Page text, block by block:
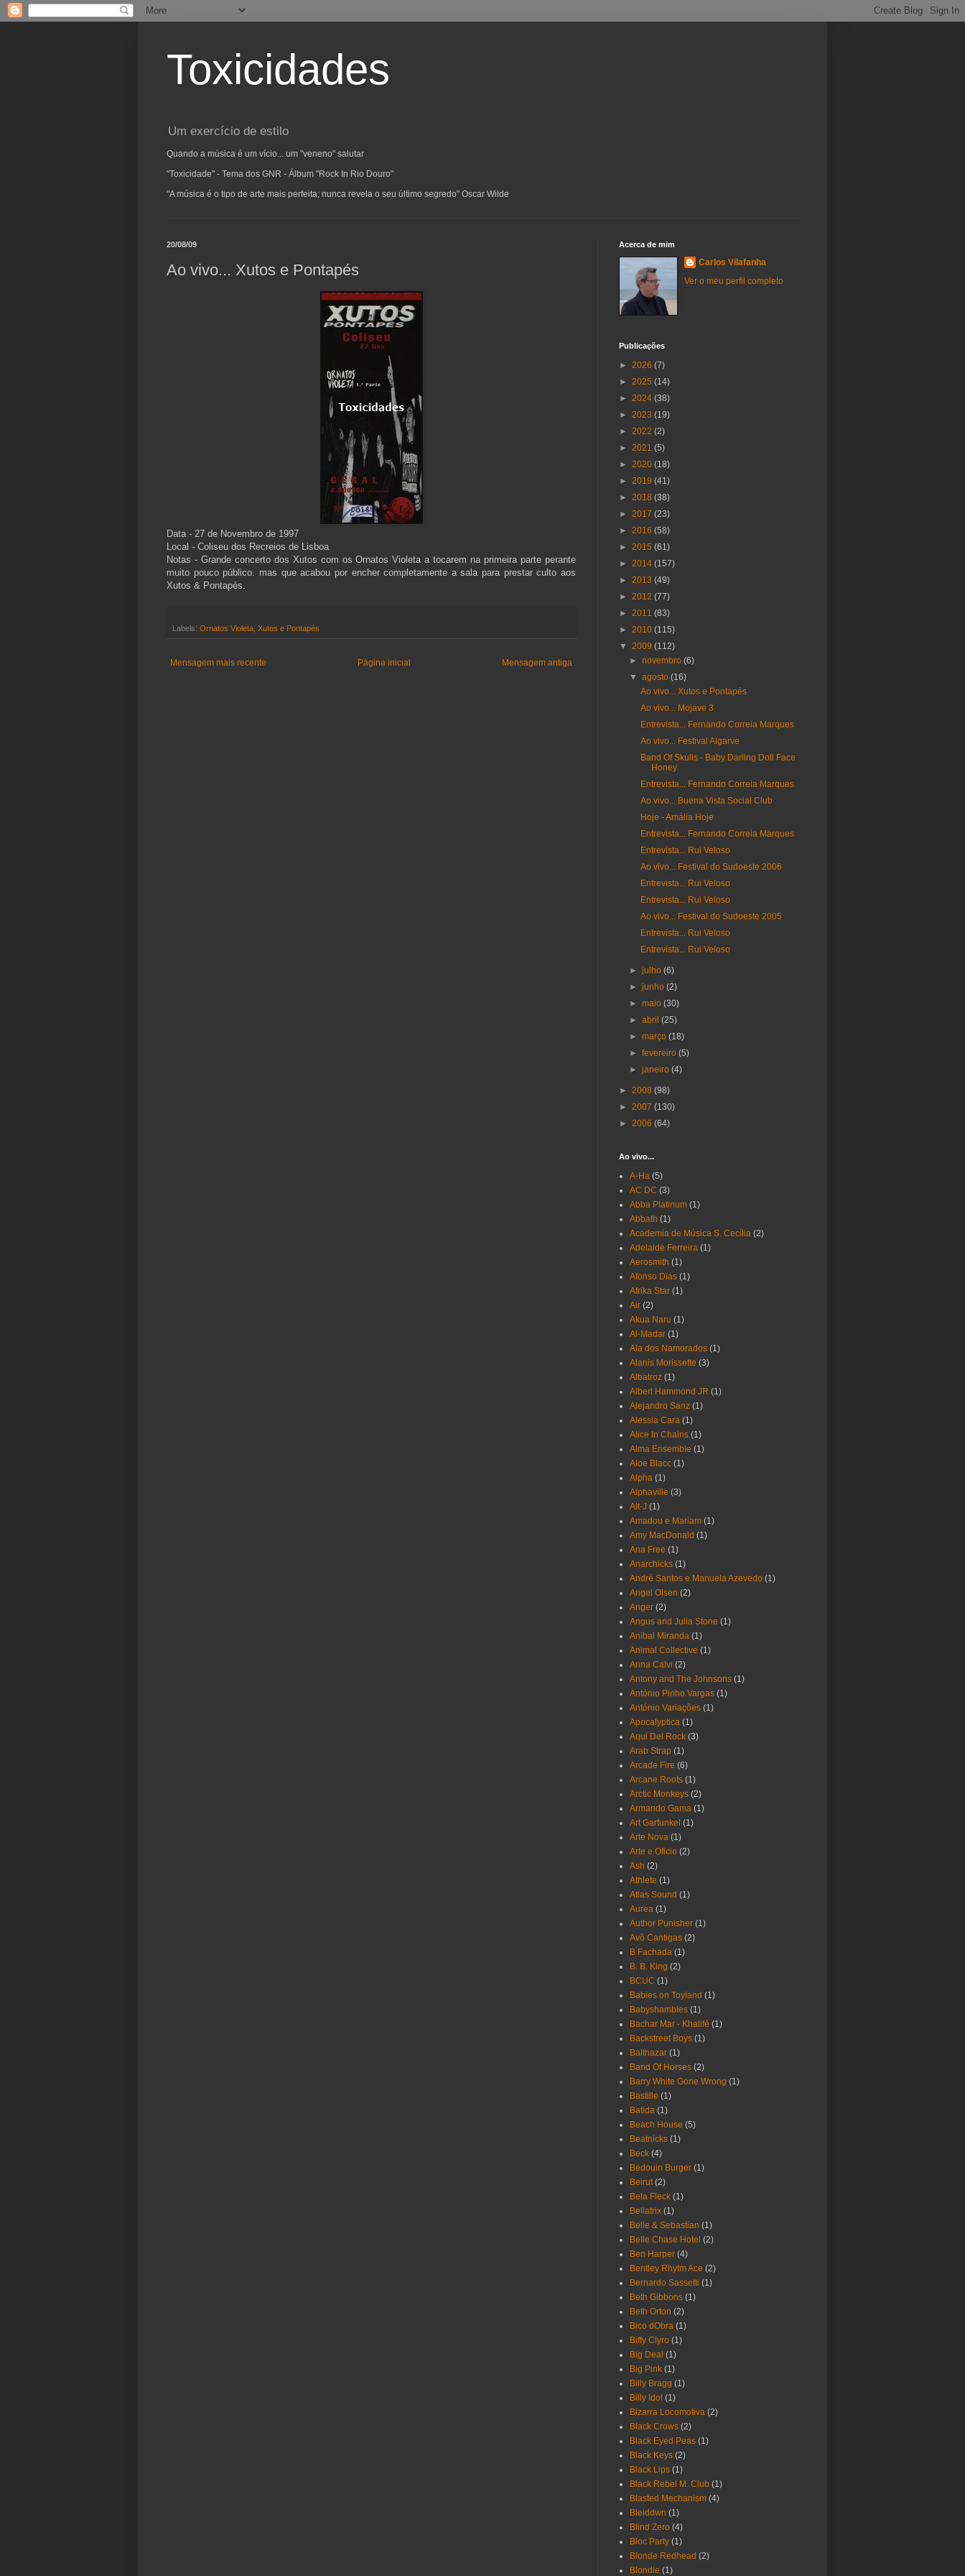
Toxicidades
Um exercício de estilo
Quando a música é um vício... um "veneno" salutar
"Toxicidade" - Tema dos GNR - Álbum "Rock In Rio Douro"
"A música é o tipo de arte mais perfeita; nunca revela o seu último segredo" Oscar Wilde
20/08/09
Ao vivo... Xutos e Pontapés
Data - 27 de Novembro de 1997
Local - Coliseu dos Recreios de Lisboa
Notas - Grande concerto dos Xutos com os Ornatos Violeta a tocarem na primeira parte perante
muito pouco público. mas que acabou por encher completamente a sala para prestar culto aos
Xutos & Pontapés.
Labels: Ornatos Violeta Xutos e Pontapés
Mensagem mais recente Mensagem antiga
Página inicial
Acerca de mim
Carlos Vilafanha
Ver o meu perfil completo
Publicações
► 2026 (7)
► 2025 (14)
► 2024 (38)
► 2023 (19)
► 2022 (2)
► 2021 (5)
► 2020 (18)
► 2019 (41)
► 2018 (38)
► 2017 (23)
► 2016 (58)
► 2015 (61)
► 2014 (157)
► 2013 (49)
► 2012 (77)
► 2011 (83)
► 2010 (115)
▼ 2009 (112)
►novembro(6)
▼agosto(16)
Ao vivo... Xutos e Pontapés
Ao vivo... Mojave 3
Entrevista... Fernando Correia Marques
Ao vivo... Festival Algarve
Band Of Skulls - Baby Darling Doll Face
Honey
Entrevista... Fernando Correia Marques
Ao vivo... Buena Vista Social Club
Hoje - Amália Hoje
Entrevista... Fernando Correia Marques
Entrevista... Rui Veloso
Ao vivo... Festival do Sudoeste 2006
Entrevista... Rui Veloso
Entrevista... Rui Veloso
Ao vivo... Festival do Sudoeste 2005
Entrevista... Rui Veloso
Entrevista... Rui Veloso
►julho(6)
►junho(2)
►maio(30)
►abril(25)
►março(18)
►fevereiro(5)
►janeiro(4)
► 2008 (98)
► 2007 (130)
► 2006 (64)
Ao vivo...
A-Ha (5)
AC DC (3)
Abba Platinum (1)
Abbath (1)
Academia de Música S. Cecília (2)
Adelaide Ferreira (1)
Aerosmith (1)
Afonso Dias (1)
Afrika Star (1)
Air (2)
Akua Naru (1)
Al-Madar (1)
Ala dos Namorados (1)
Alanis Morissette (3)
Albatroz (1)
Albert Hammond JR (1)
Alejandro Sanz (1)
Alessia Cara (1)
Alice In Chains (1)
Alma Ensemble (1)
Aloe Blacc (1)
Alpha (1)
Alphaville (3)
Alt-J (1)
Amadou e Mariam (1)
Amy MacDonald (1)
Ana Free (1)
Anarchicks (1)
André Santos e Manuela Azevedo (1)
Angel Olsen (2)
Anger (2)
Angus and Julia Stone (1)
Anibal Miranda (1)
Animal Collective (1)
Anna Calvi (2)
Antony and The Johnsons (1)
António Pinho Vargas (1)
António Variações (1)
Apocalyptica (1)
Aqui Del Rock (3)
Arab Strap (1)
Arcade Fire (6)
Arcane Roots (1)
Arctic Monkeys (2)
Armando Gama (1)
Art Garfunkel (1)
Arte Nova (1)
Arte e Oficio (2)
Ash (2)
Athlete (1)
Atlas Sound (1)
Aurea (1)
Author Punisher (1)
Avô Cantigas (2)
B Fachada (1)
B. B. King (2)
BCUC (1)
Babies on Toyland (1)
Babyshambles (1)
Bachar Mar - Khalifé (1)
Backstreet Boys (1)
Balthazar (1)
Band Of Horses (2)
Barry White Gone Wrong (1)
Bastille (1)
Batida (1)
Beach House (5)
Beatnicks (1)
Beck (4)
Bedouin Burger (1)
Beirut (2)
Bela Fleck (1)
Bellatrix (1)
Belle & Sebastian (1)
Belle Chase Hotel (2)
Ben Harper (4)
Bentley Rhytm Ace (2)
Bernardo Sassetti (1)
Beth Gibbons (1)
Beth Orton (2)
Bico dObra (1)
Biffy Clyro (1)
Big Deal (1)
Big Pink (1)
Billy Bragg (1)
Billy Idol (1)
Bizarra Locomotiva (2)
Black Crows (2)
Black Eyed Peas (1)
Black Keys (2)
Black Lips (1)
Black Rebel M. Club (1)
Blasted Mechanism (4)
Bleiddwn (1)
Blind Zero (4)
Bloc Party (1)
Blonde Redhead (2)
Blondie (1)